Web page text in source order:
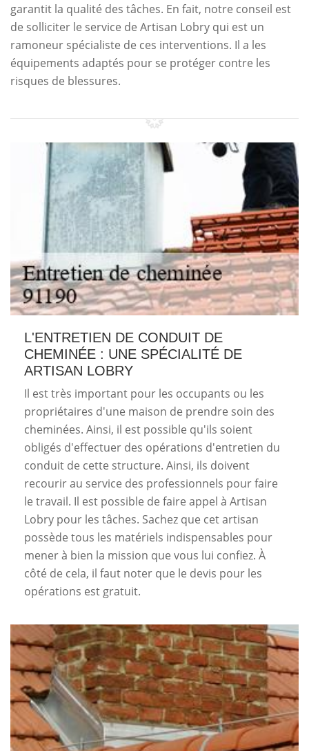
garantit la qualité des tâches. En fait, notre conseil est
de solliciter le service de Artisan Lobry qui est un
ramoneur spécialiste de ces interventions. Il a les
équipements adaptés pour se protéger contre les
risques de blessures.
L'ENTRETIEN DE CONDUIT DE
CHEMINÉE : UNE SPÉCIALITÉ DE
ARTISAN LOBRY
Il est très important pour les occupants ou les
propriétaires d'une maison de prendre soin des
cheminées. Ainsi, il est possible qu'ils soient
obligés d'effectuer des opérations d'entretien du
conduit de cette structure. Ainsi, ils doivent
recourir au service des professionnels pour faire
le travail. Il est possible de faire appel à Artisan
Lobry pour les tâches. Sachez que cet artisan
possède tous les matériels indispensables pour
mener à bien la mission que vous lui confiez. À
côté de cela, il faut noter que le devis pour les
opérations est gratuit.